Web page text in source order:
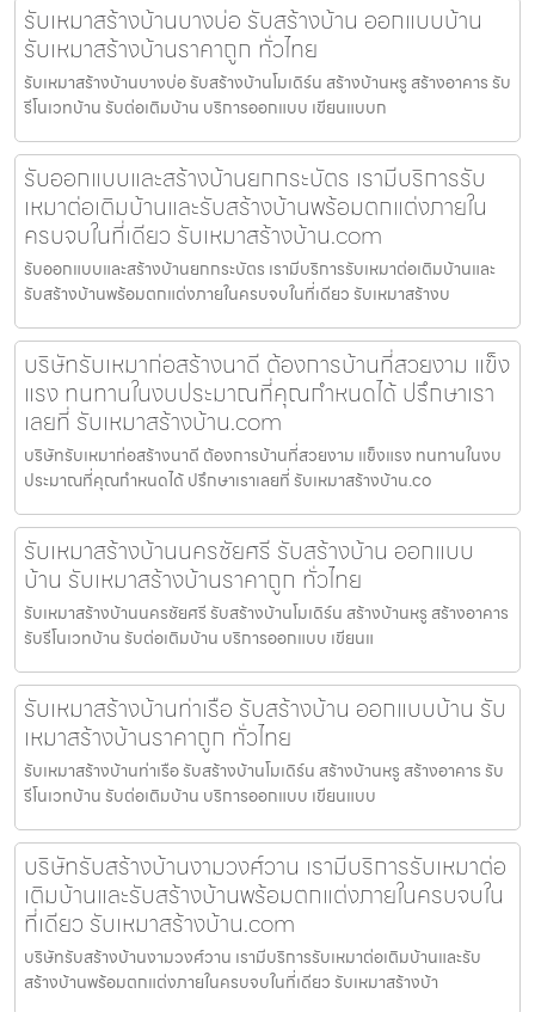
รับเหมาสร้างบ้านบางบ่อ รับสร้างบ้าน ออกแบบบ้าน
รับเหมาสร้างบ้านราคาถูก ทั่วไทย
รับเหมาสร้างบ้านบางบ่อ รับสร้างบ้านโมเดิร์น สร้างบ้านหรู สร้างอาคาร รับ
รีโนเวทบ้าน รับต่อเติมบ้าน บริการออกแบบ เขียนแบบก
รับออกแบบและสร้างบ้านยกกระบัตร เรามีบริการรับ
เหมาต่อเติมบ้านและรับสร้างบ้านพร้อมตกแต่งภายใน
ครบจบในที่เดียว รับเหมาสร้างบ้าน.com
รับออกแบบและสร้างบ้านยกกระบัตร เรามีบริการรับเหมาต่อเติมบ้านและ
รับสร้างบ้านพร้อมตกแต่งภายในครบจบในที่เดียว รับเหมาสร้างบ
บริษัทรับเหมาก่อสร้างนาดี ต้องการบ้านที่สวยงาม แข็ง
แรง ทนทานในงบประมาณที่คุณกำหนดได้ ปรึกษาเรา
เลยที่ รับเหมาสร้างบ้าน.com
บริษัทรับเหมาก่อสร้างนาดี ต้องการบ้านที่สวยงาม แข็งแรง ทนทานในงบ
ประมาณที่คุณกำหนดได้ ปรึกษาเราเลยที่ รับเหมาสร้างบ้าน.co
รับเหมาสร้างบ้านนครชัยศรี รับสร้างบ้าน ออกแบบ
บ้าน รับเหมาสร้างบ้านราคาถูก ทั่วไทย
รับเหมาสร้างบ้านนครชัยศรี รับสร้างบ้านโมเดิร์น สร้างบ้านหรู สร้างอาคาร
รับรีโนเวทบ้าน รับต่อเติมบ้าน บริการออกแบบ เขียนแ
รับเหมาสร้างบ้านท่าเรือ รับสร้างบ้าน ออกแบบบ้าน รับ
เหมาสร้างบ้านราคาถูก ทั่วไทย
รับเหมาสร้างบ้านท่าเรือ รับสร้างบ้านโมเดิร์น สร้างบ้านหรู สร้างอาคาร รับ
รีโนเวทบ้าน รับต่อเติมบ้าน บริการออกแบบ เขียนแบบ
บริษัทรับสร้างบ้านงามวงศ์วาน เรามีบริการรับเหมาต่อ
เติมบ้านและรับสร้างบ้านพร้อมตกแต่งภายในครบจบใน
ที่เดียว รับเหมาสร้างบ้าน.com
บริษัทรับสร้างบ้านงามวงศ์วาน เรามีบริการรับเหมาต่อเติมบ้านและรับ
สร้างบ้านพร้อมตกแต่งภายในครบจบในที่เดียว รับเหมาสร้างบ้า